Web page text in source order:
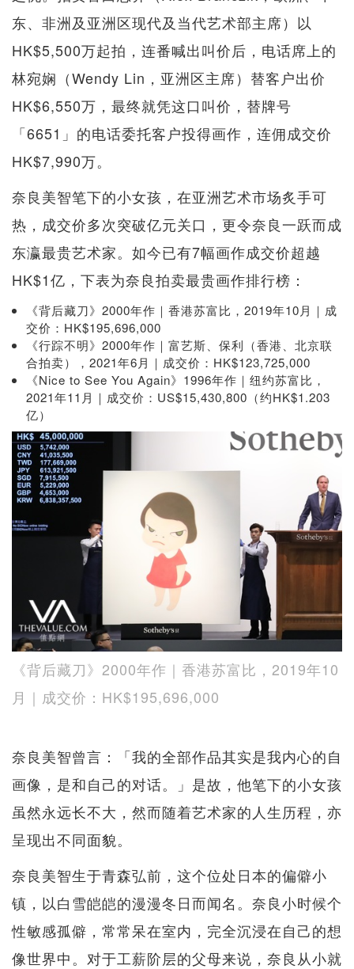
东、非洲及亚洲区现代及当代艺术部主席）以
HK$5,500万起拍，连番喊出叫价后，电话席上的
林宛娴（Wendy Lin，亚洲区主席）替客户出价
HK$6,550万，最终就凭这口叫价，替牌号
「6651」的电话委托客户投得画作，连佣成交价
HK$7,990万。
奈良美智笔下的小女孩，在亚洲艺术市场炙手可
热，成交价多次突破亿元关口，更令奈良一跃而成
东瀛最贵艺术家。如今已有7幅画作成交价超越
HK$1亿，下表为奈良拍卖最贵画作排行榜：
《背后藏刀》2000年作｜香港苏富比，2019年10月｜成
交价：HK$195,696,000
《行踪不明》2000年作｜富艺斯、保利（香港、北京联
合拍卖），2021年6月｜成交价：HK$123,725,000
《Nice to See You Again》1996年作｜纽约苏富比，
2021年11月｜成交价：US$15,430,800（约HK$1.203
亿）
《背后藏刀》2000年作｜香港苏富比，2019年10
月｜成交价：HK$195,696,000
奈良美智曾言：「我的全部作品其实是我内心的自
画像，是和自己的对话。」是故，他笔下的小女孩
虽然永远长不大，然而随着艺术家的人生历程，亦
呈现出不同面貌。
奈良美智生于青森弘前，这个位处日本的偏僻小
镇，以白雪皑皑的漫漫冬日而闻名。奈良小时候个
性敏感孤僻，常常呆在室内，完全沉浸在自己的想
像世界中。对于工薪阶层的父母来说，奈良从小就